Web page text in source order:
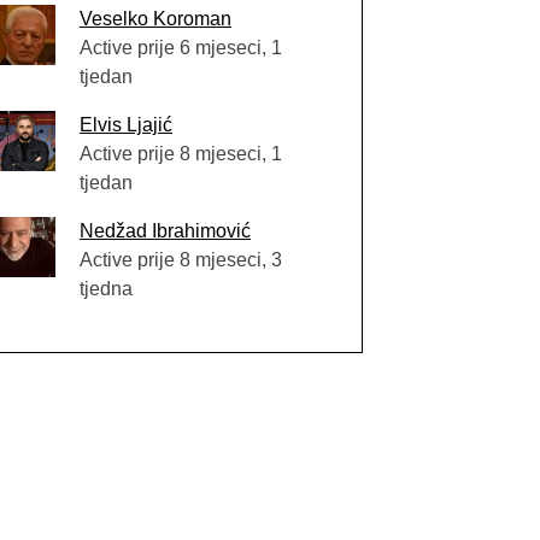
Veselko Koroman
Active prije 6 mjeseci, 1
tjedan
Elvis Ljajić
Active prije 8 mjeseci, 1
tjedan
Nedžad Ibrahimović
Active prije 8 mjeseci, 3
tjedna